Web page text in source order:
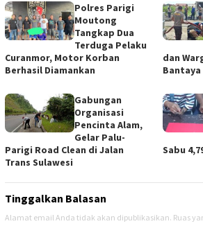
Polres Parigi
Moutong
Tangkap Dua
Terduga Pelaku
Curanmor, Motor Korban
Berhasil Diamankan
dan
Bantaya
Gabungan
Organisasi
Pencinta Alam,
Gelar Palu-
Parigi Road Clean di Jalan
Trans Sulawesi
Sabu
Tinggalkan Balasan
Alamat email Anda tidak akan dipublikasikan. Ruas